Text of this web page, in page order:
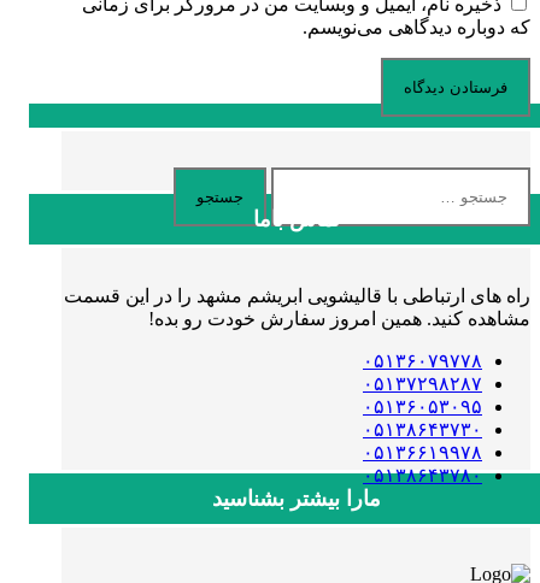
ذخیره نام، ایمیل و وبسایت من در مرورگر برای زمانی
که دوباره دیدگاهی می‌نویسم.
برای:
تماس باما
راه های ارتباطی با قالیشویی ابریشم مشهد را در این قسمت
مشاهده کنید. همین امروز سفارش خودت رو بده!
۰۵۱۳۶۰۷۹۷۷۸
۰۵۱۳۷۲۹۸۲۸۷
۰۵۱۳۶۰۵۳۰۹۵
۰۵۱۳۸۶۴۳۷۳۰
۰۵۱۳۶۶۱۹۹۷۸
۰۵۱۳۸۶۴۳۷۸۰
مارا بیشتر بشناسید